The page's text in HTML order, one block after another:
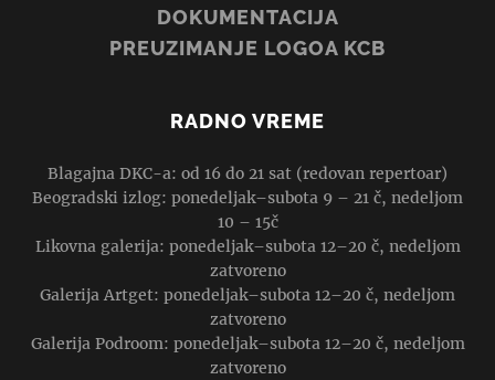
DOKUMENTACIJA
PREUZIMANJE LOGOA KCB
RADNO VREME
Blagajna DKC-a: od 16 do 21 sat (redovan repertoar)
Beogradski izlog: ponedeljak–subota 9 – 21 č, nedeljom
10 – 15č
Likovna galerija: ponedeljak–subota 12–20 č, nedeljom
zatvoreno
Galerija Artget: ponedeljak–subota 12–20 č, nedeljom
zatvoreno
Galerija Podroom: ponedeljak–subota 12–20 č, nedeljom
zatvoreno